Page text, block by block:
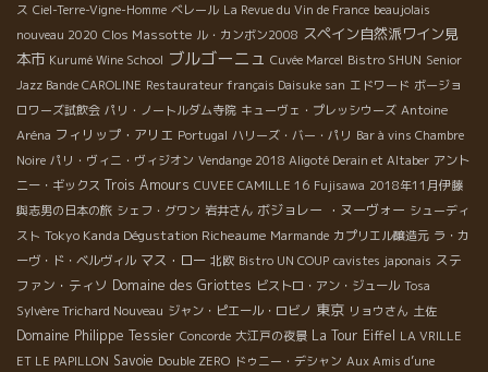
ス Ciel-Terre-Vigne-Homme ベレール La Revue du Vin de France beaujolais
nouveau 2020 Clos Massotte ル・カンボン2008 スペイン自然派ワイン見
本市 Kurumé Wine School ブルゴーニュ Cuvée Marcel Bistro SHUN Senior
Jazz Bande CAROLINE Restaurateur français Daisuke san エドワード ボージョ
ロワーズ試飲会 パリ・ノートルダム寺院 キューヴェ・プレッシウーズ Antoine
Aréna フィリップ・アリエ Portugal ハリーズ・バー・パリ Bar à vins Chambre
Noire パリ・ヴィニ・ヴィジオン Vendange 2018 Aligoté Derain et Altaber アント
ニー・ギックス Trois Amours CUVEE CAMILLE 16 Fujisawa 2018年11月伊藤
與志男の日本の旅 シェフ・グワン 岩井さん ボジョレー ・ヌーヴォー シューディ
スト Tokyo Kanda Dégustation Richeaume Marmande カプリエル醸造元 ラ・カ
ーヴ・ド・ベルヴィル マス・ロー 北欧 Bistro UN COUP cavistes japonais ステ
ファン・ティソ Domaine des Griottes ビストロ・アン・ジュール Tosa
Sylvère Trichard Nouveau ジャン・ピエール・ロビノ 東京 リョウさん 土佐
Domaine Philippe Tessier Concorde 大江戸の夜景 La Tour Eiffel LA VRILLE
ET LE PAPILLON Savoie Double ZERO ドゥニー・デシャン Aux Amis d’une